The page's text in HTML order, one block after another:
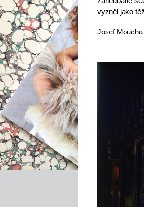
vyzněl jako
Josef Moucha